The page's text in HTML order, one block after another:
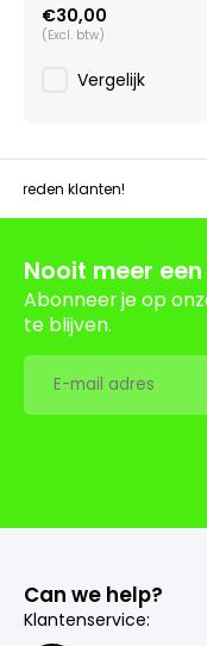
€30,00
(Excl. btw)
Vergelijk
klanten!
Nooit meer
Abonneer je op
te blijven.
Can we help?
Klantenservice: